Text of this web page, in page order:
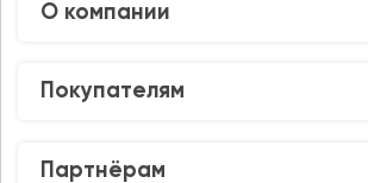
О компании
Покупателям
Партнёрам